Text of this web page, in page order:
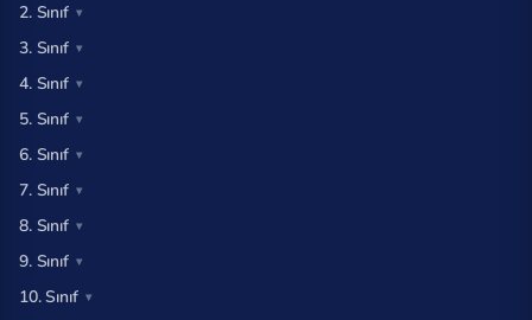
2. Sınıf
3. Sınıf
4. Sınıf
5. Sınıf
6. Sınıf
7. Sınıf
8. Sınıf
9. Sınıf
10. Sınıf